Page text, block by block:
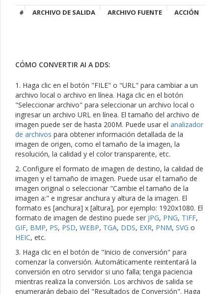
# ARCHIVO DE SALIDA ARCHIVO FUENTE ACCIÓN
CÓMO CONVERTIR AI A DDS:
1. Haga clic en el botón "FILE" o "URL" para cambiar a un
archivo local o archivo en línea. Haga clic en el botón
"Seleccionar archivo" para seleccionar un archivo local o
ingresar un archivo URL en línea. El tamaño del archivo de
imagen puede ser de hasta 200M. Puede usar el analizador
de archivos para obtener información detallada de la
imagen de origen, como el tamaño de la imagen, la
resolución, la calidad y el color transparente, etc.
2. Configure el formato de imagen de destino, la calidad de
imagen y el tamaño de imagen. Puede usar el tamaño de
imagen original o seleccionar "Cambie el tamaño de la
imagen a:" e ingresar anchura y altura de la imagen. El
formato es [anchura] x [altura], por ejemplo: 1920x1080. El
formato de imagen de destino puede ser JPG, PNG, TIFF,
GIF, BMP, PS, PSD, WEBP, TGA, DDS, EXR, PNM, SVG o
HEIC, etc.
3. Haga clic en el botón de "Inicio de conversión" para
comenzar la conversión. Automáticamente reintentará la
conversión en otro servidor si uno falla; tenga paciencia
mientras realiza la conversión. Los archivos de salida se
enumerarán debajo del "Resultados de Conversión". Haga